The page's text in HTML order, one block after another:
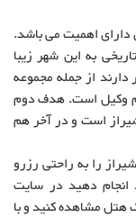
اهمیت می باشد.
به این شهر زیبا
از جمله مجموعه
وکیل است. هدف دوم
است و در آخر هم
را به راحتی رزرو
انجام دهید در سایت
هتل مشاهده کنید و با